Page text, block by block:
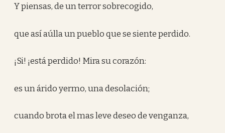
Y piensas, de un terror sobrecogido,
que así aúlla un pueblo que se siente perdido.
¡Si! ¡está perdido! Mira su corazón:
es un árido yermo, una desolación;
cuando brota el mas leve deseo de venganza,